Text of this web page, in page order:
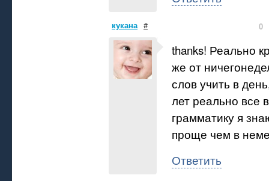
кукана # 0
thanks! Реально
же от
слов учить в
лет реально все
грамматику я
проще чем в
Ответить